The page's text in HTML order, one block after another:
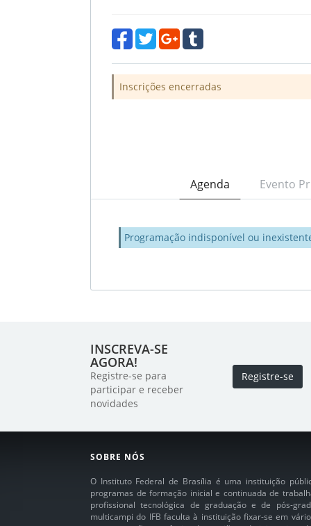
Inscrições encerradas
Agenda Evento
Programação indisponível ou
INSCREVA-SE
AGORA!
Registre-se para
participar e receber
novidades
Registre-se
SOBRE NÓS
O Instituto Federal de Brasília é uma instituição
programas de formação inicial e continuada de
profissional tecnológica de graduação e de pós-
multicampi do IFB faculta à instituição fixar-se em